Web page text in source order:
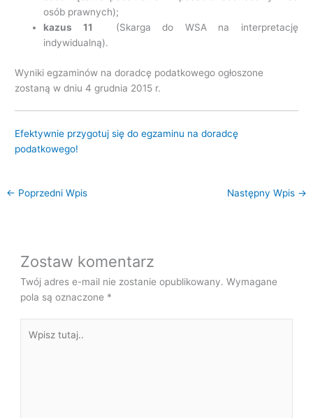
osób prawnych);
kazus 11
(Skarga do WSA na interpretację
indywidualną).
Wyniki egzaminów na doradcę podatkowego ogłoszone
zostaną w dniu 4 grudnia 2015 r.
Efektywnie przygotuj się do egzaminu na doradcę
podatkowego!
← Poprzedni Wpis Następny Wpis →
Zostaw komentarz
Twój adres e-mail nie zostanie opublikowany. Wymagane
pola są oznaczone *
tutaj..